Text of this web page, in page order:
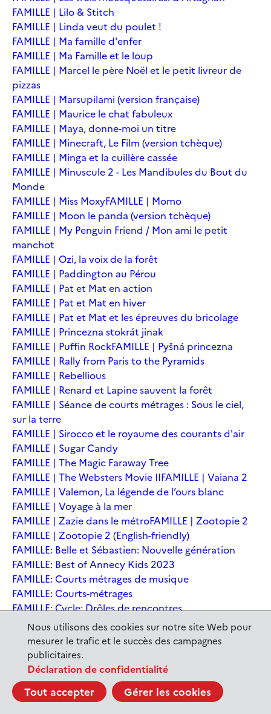
Nous utilisons des cookies sur notre site Web pour
mesurer le trafic et le succès des campagnes
publicitaires.
Déclaration de confidentialité
Tout accepter Gérer les cookies
FAMILLE | Lilo & Stitch
FAMILLE | Linda veut du poulet !
FAMILLE | Ma famille d'enfer
FAMILLE | Ma Famille et le loup
FAMILLE | Marcel le père Noël et le petit livreur de
pizzas
FAMILLE | Marsupilami (version française)
FAMILLE | Maurice le chat fabuleux
FAMILLE | Maya, donne-moi un titre
FAMILLE | Minecraft, Le Film (version tchèque)
FAMILLE | Minga et la cuillère cassée
FAMILLE | Minuscule 2 - Les Mandibules du Bout du
Monde
FAMILLE | Miss MoxyFAMILLE | Momo
FAMILLE | Moon le panda (version tchèque)
FAMILLE | My Penguin Friend / Mon ami le petit
manchot
FAMILLE | Ozi, la voix de la forêt
FAMILLE | Paddington au Pérou
FAMILLE | Pat et Mat en action
FAMILLE | Pat et Mat en hiver
FAMILLE | Pat et Mat et les épreuves du bricolage
FAMILLE | Princezna stokrát jinak
FAMILLE | Puffin RockFAMILLE | Pyšná princezna
FAMILLE | Rally from Paris to the Pyramids
FAMILLE | Rebellious
FAMILLE | Renard et Lapine sauvent la forêt
FAMILLE | Séance de courts métrages : Sous le ciel,
sur la terre
FAMILLE | Sirocco et le royaume des courants d'air
FAMILLE | Sugar Candy
FAMILLE | The Magic Faraway Tree
FAMILLE | The Websters Movie IIFAMILLE | Vaiana 2
FAMILLE | Valemon, La légende de l’ours blanc
FAMILLE | Voyage à la mer
FAMILLE | Zazie dans le métroFAMILLE | Zootopie 2
FAMILLE | Zootopie 2 (English-friendly)
FAMILLE: Belle et Sébastien: Nouvelle génération
FAMILLE: Best of Annecy Kids 2023
FAMILLE: Courts métrages de musique
FAMILLE: Courts-métrages
FAMILLE: Cycle: Drôles de rencontres
FAMILLE: En sortant de l'école - Andrée Chedid
FAMILLE: Ernest et Célestine: Le voyage en Charabie
FAMILLE: Festival International du court métrage
Clermont-Ferrand
FAMILLE: Kina et Yuk, renards de la banquise
FAMILLE: La Pat' Patrouille : La Super Patrouille, le film